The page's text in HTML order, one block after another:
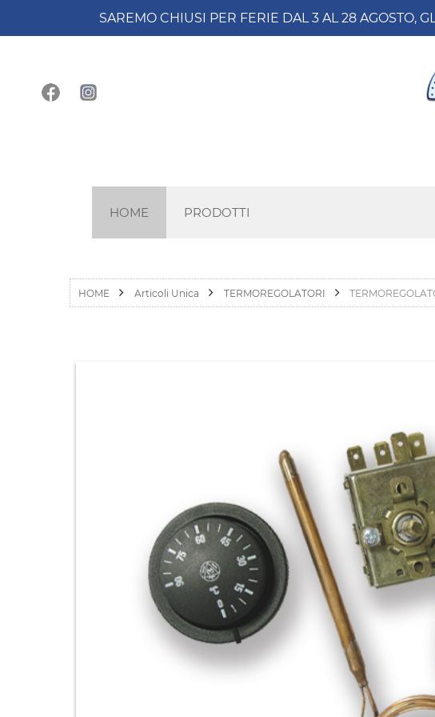
SAREMO CHIUSI PER FERIE DAL 3 AL 28 AGOSTO,
HOME PRODOTTI
HOME Articoli Unica TERMOREGOLATORI